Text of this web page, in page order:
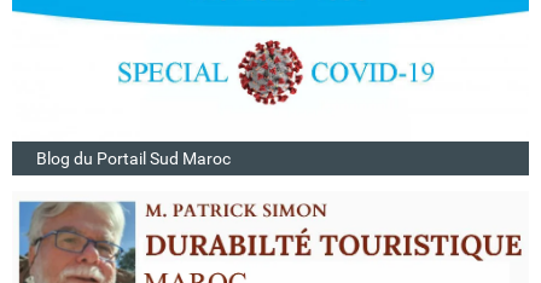
Blog du Portail Sud Maroc